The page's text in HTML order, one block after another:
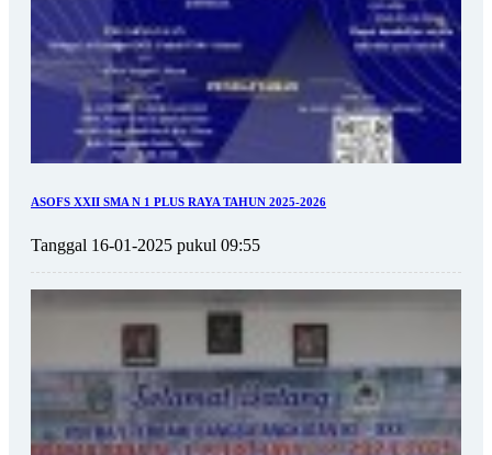
ASOFS XXII SMA N 1 PLUS RAYA TAHUN 2025-2026
Tanggal 16-01-2025 pukul 09:55